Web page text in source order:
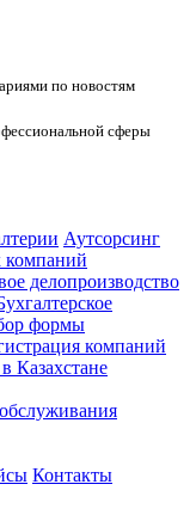
по новостям
сферы
Аутсорсинг
компаний
делопроизводство
формы
компаний
Казахстане
Контакты